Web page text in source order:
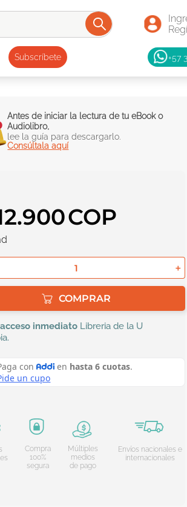
Subscríbete +57
Antes de iniciar la lectura de tu eBook o
Audiolibro,
lee la guía para descargarlo.
Consúltala aquí
.900
＋
COMPRAR
acceso inmediato Libreria de la U
.
Compra
100%
segura
Múltiples
medios
de pago
Envíos nacionales e
internacionales